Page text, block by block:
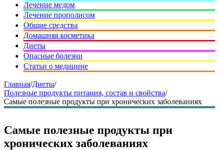
Лечение медом
Лечение прополисом
Общие средства
Домашняя косметика
Диеты
Опасные болезни
Статьи о медицине
Главная/Диеты/
Полезные продукты питания, состав и свойства/
Самые полезные продукты при хронических заболеваниях
Самые полезные продукты при
хронических заболеваниях